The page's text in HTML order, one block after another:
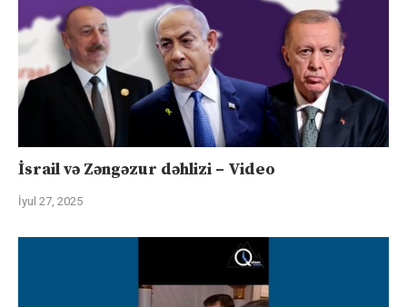
İsrail və Zəngəzur dəhlizi – Video
İyul 27, 2025